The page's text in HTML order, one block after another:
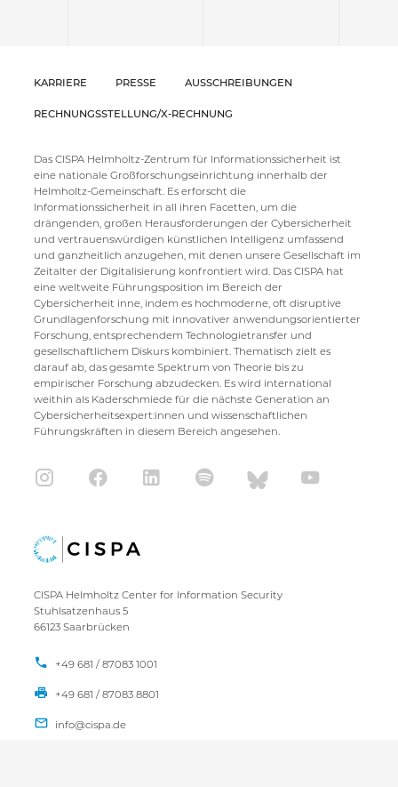
KARRIERE PRESSE AUSSCHREIBUNGEN
RECHNUNGSSTELLUNG/X-RECHNUNG
Das CISPA Helmholtz-Zentrum für Informationssicherheit ist
eine nationale Großforschungseinrichtung innerhalb der
Helmholtz-Gemeinschaft. Es erforscht die
Informationssicherheit in all ihren Facetten, um die
drängenden, großen Herausforderungen der Cybersicherheit
und vertrauenswürdigen künstlichen Intelligenz umfassend
und ganzheitlich anzugehen, mit denen unsere Gesellschaft im
Zeitalter der Digitalisierung konfrontiert wird. Das CISPA hat
eine weltweite Führungsposition im Bereich der
Cybersicherheit inne, indem es hochmoderne, oft disruptive
Grundlagenforschung mit innovativer anwendungsorientierter
Forschung, entsprechendem Technologietransfer und
gesellschaftlichem Diskurs kombiniert. Thematisch zielt es
darauf ab, das gesamte Spektrum von Theorie bis zu
empirischer Forschung abzudecken. Es wird international
weithin als Kaderschmiede für die nächste Generation an
Cybersicherheitsexpert:innen und wissenschaftlichen
Führungskräften in diesem Bereich angesehen.
CISPA Helmholtz Center for Information Security
Stuhlsatzenhaus 5
66123 Saarbrücken
+49 681 / 87083 1001
+49 681 / 87083 8801